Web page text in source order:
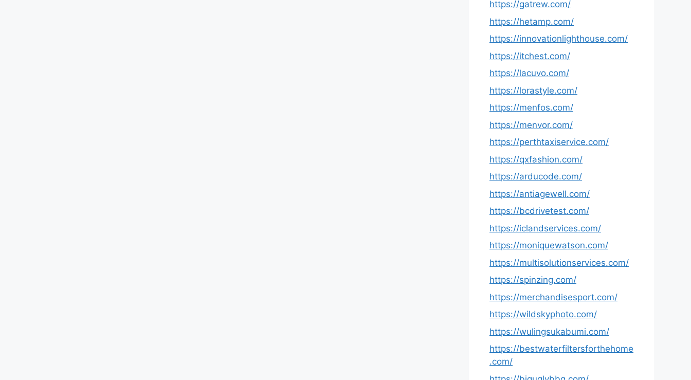
https://gatrew.com/
https://hetamp.com/
https://innovationlighthouse.com/
https://itchest.com/
https://lacuvo.com/
https://lorastyle.com/
https://menfos.com/
https://menvor.com/
https://perthtaxiservice.com/
https://qxfashion.com/
https://arducode.com/
https://antiagewell.com/
https://bcdrivetest.com/
https://iclandservices.com/
https://moniquewatson.com/
https://multisolutionservices.com/
https://spinzing.com/
https://merchandisesport.com/
https://wildskyphoto.com/
https://wulingsukabumi.com/
https://bestwaterfiltersforthehome
.com/